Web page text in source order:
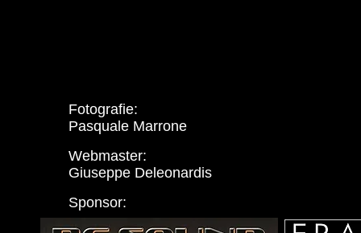
Fotografie:
Pasquale Marrone
Webmaster:
Giuseppe Deleonardis
Sponsor: